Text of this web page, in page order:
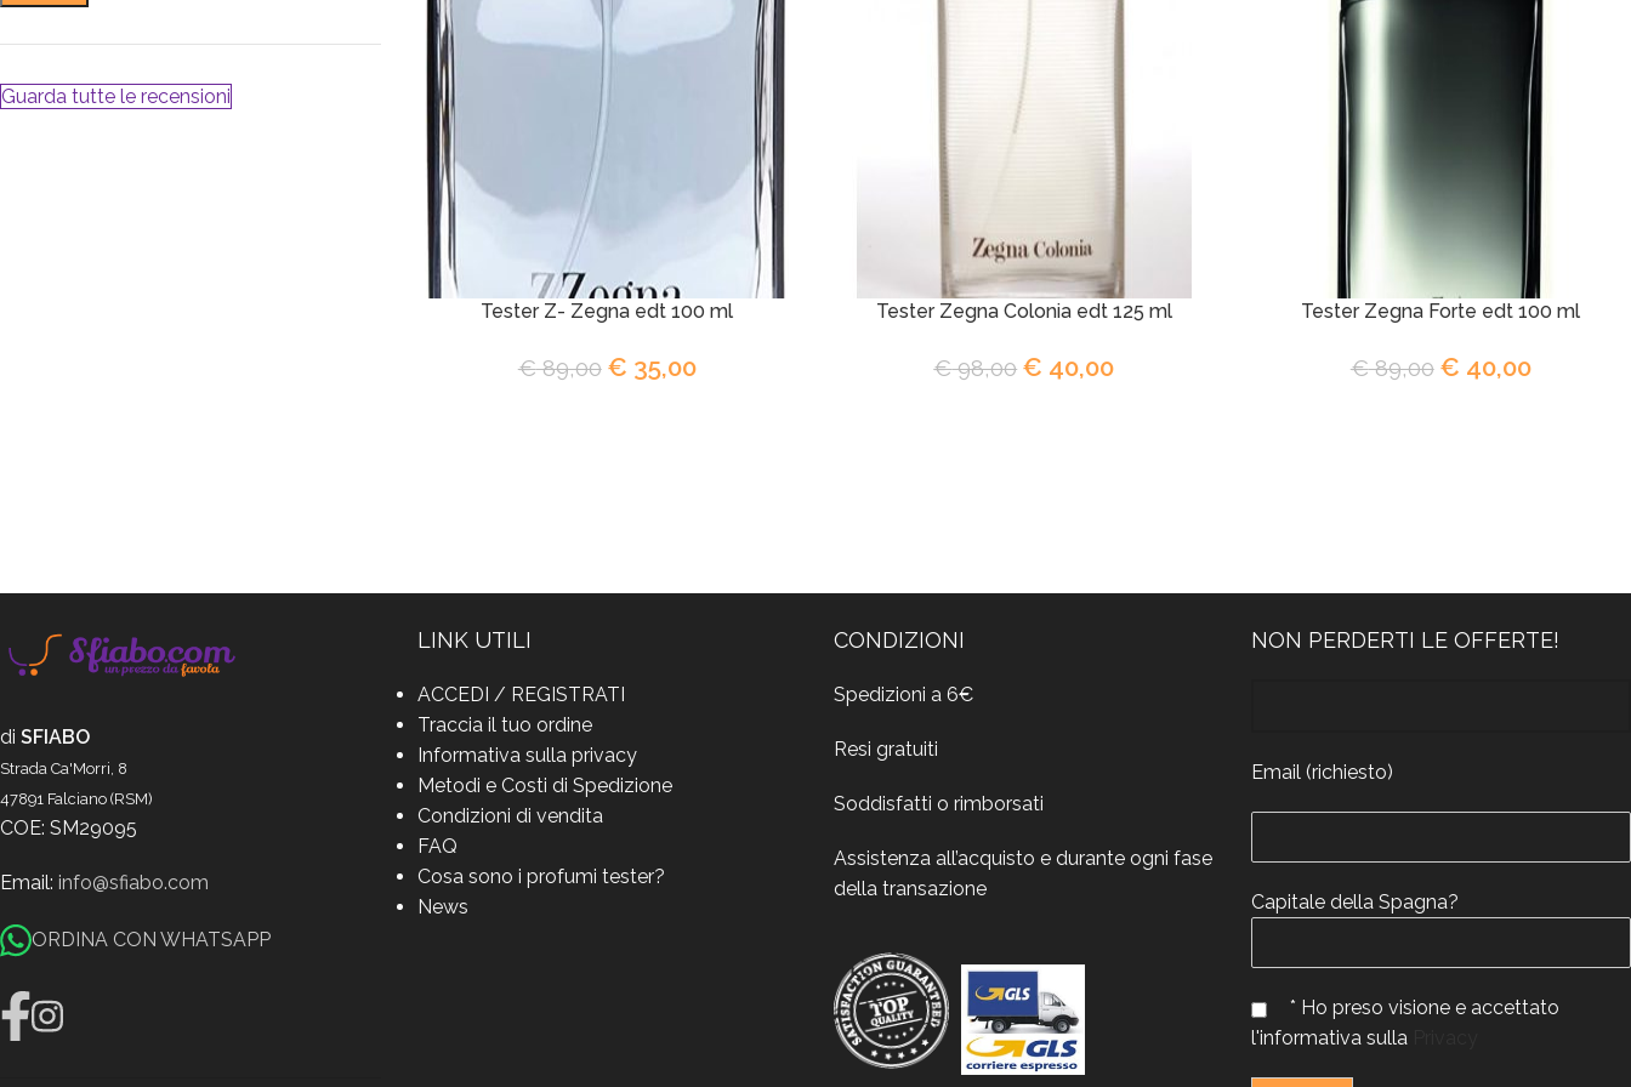
Guarda tutte le recensioni
Tester Z- Zegna edt 100 ml
€89,00 € 35,00
Tester Zegna Colonia edt 125 ml
€98,00 € 40,00
Tester Zegna Forte edt 100 ml
€89,00 € 40,00
di SFIABO
Strada Ca'Morri, 8
47891 Falciano (RSM)
COE: SM29095
Email: info@sfiabo.com
ORDINA CON WHATSAPP
LINK UTILI
ACCEDI / REGISTRATI
Traccia il tuo ordine
Informativa sulla privacy
Metodi e Costi di Spedizione
Condizioni di vendita
FAQ
Cosa sono i profumi tester?
News
CONDIZIONI
Spedizioni a 6€
Resi gratuiti
Soddisfatti o rimborsati
Assistenza all’acquisto e durante ogni fase
della transazione
NON PERDERTI LE OFFERTE!
Email (richiesto)
Capitale della Spagna?
* Ho preso visione e accettato
l'informativa sulla